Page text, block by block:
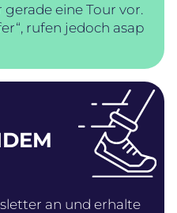
eine Tour vor.
rufen jedoch asap
an und erhalte